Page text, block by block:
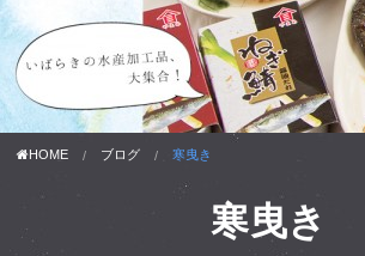
HOME ブログ 寒曳き
寒曳き